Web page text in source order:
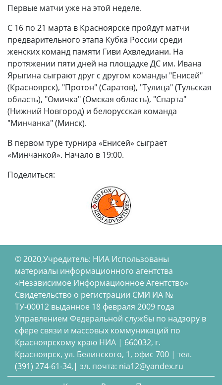
Первые матчи уже на этой неделе.
С 16 по 21 марта в Красноярске пройдут матчи
предварительного этапа Кубка России среди
женских команд памяти Гиви Ахвледиани. На
протяжении пяти дней на площадке ДС им. Ивана
Ярыгина сыграют друг с другом команды "Енисей"
(Красноярск), "Протон" (Саратов), "Тулица" (Тульская
область), "Омичка" (Омская область), "Спарта"
(Нижний Новгород) и белорусская команда
"Минчанка" (Минск).
В первом туре турнира «Енисей» сыграет
«Минчанкой». Начало в 19:00.
Поделиться:
© 2020,Учредитель: НИА Использованы
материалы информационного агентства
«Независимое Информационное Агентство»
Свидетельство о регистрации СМИ ИА №
ТУ-00012 выданное 18 февраля 2009 года
Управлением Федеральной службы по надзору в
сфере связи и массовых коммуникаций по
Красноярскому краю НИА | 660032, г.
Красноярск, ул. Белинского, 1, офис 700 | тел.
(391) 274-61-34,| эл. почта: nia12@yandex.ru